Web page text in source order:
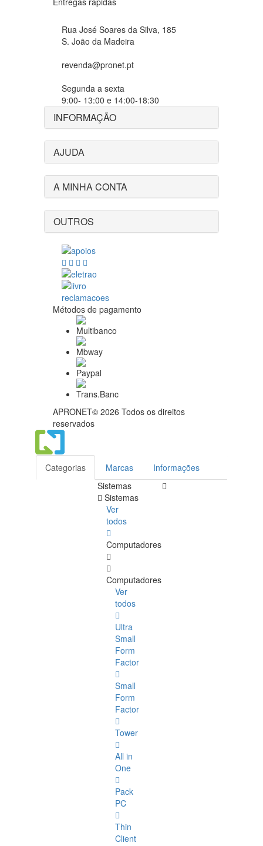
Rua José Soares da Silva, 185
S. João da Madeira
revenda@pronet.pt
Segunda a sexta
9:00- 13:00 e 14:00-18:30
INFORMAÇÃO
AJUDA
A MINHA CONTA
OUTROS
Métodos de pagamento
APRONET© 2026 Todos os direitos
reservados
Categorias Marcas
Informações
Sistemas
Sistemas
Ver
todos
Computadores
Computadores
Ver
todos
Ultra
Small
Form
Factor
Small
Form
Factor
Tower
All in
One
Pack
PC
Thin
Client